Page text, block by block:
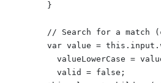
        }
// Search for a match
var value =
valueLowerCase =
          valid = false;